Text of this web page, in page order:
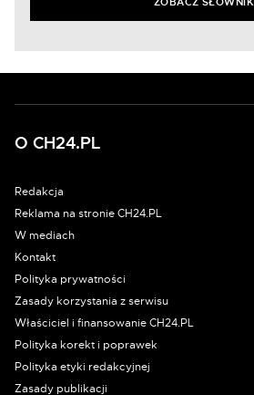
ZOBACZ SŁOWNIK
O CH24.PL
Redakcja
Reklama na stronie CH24.PL
W mediach
Kontakt
Polityka prywatności
Zasady korzystania z serwisu
Właściciel i finansowanie CH24.PL
Polityka korekt i poprawek
Polityka etyki redakcyjnej
Zasady publikacji